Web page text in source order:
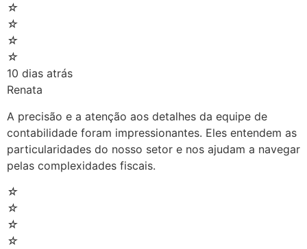
☆
☆
☆
☆
10 dias atrás
Renata
A precisão e a atenção aos detalhes da equipe de
contabilidade foram impressionantes. Eles entendem as
particularidades do nosso setor e nos ajudam a navegar
pelas complexidades fiscais.
☆
☆
☆
☆